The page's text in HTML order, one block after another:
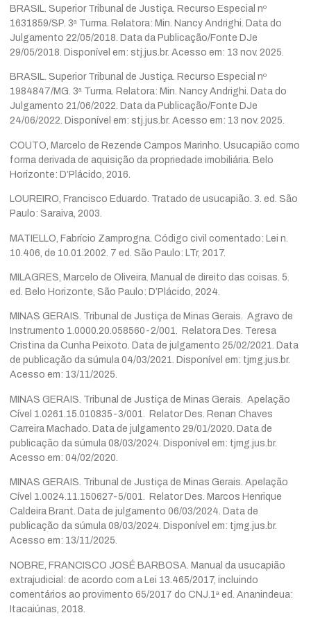
BRASIL. Superior Tribunal de Justiça. Recurso Especial nº
1631859/SP. 3ª Turma. Relatora: Min. Nancy Andrighi. Data do
Julgamento 22/05/2018. Data da Publicação/Fonte DJe
29/05/2018. Disponível em: stj.jus.br. Acesso em: 13 nov. 2025.
BRASIL. Superior Tribunal de Justiça. Recurso Especial nº
1984847/MG. 3ª Turma. Relatora: Min. Nancy Andrighi. Data do
Julgamento 21/06/2022. Data da Publicação/Fonte DJe
24/06/2022. Disponível em: stj.jus.br. Acesso em: 13 nov. 2025.
COUTO, Marcelo de Rezende Campos Marinho. Usucapião como
forma derivada de aquisição da propriedade imobiliária. Belo
Horizonte: D’Plácido, 2016.
LOUREIRO, Francisco Eduardo. Tratado de usucapião. 3. ed. São
Paulo: Saraiva, 2003.
MATIELLO, Fabrício Zamprogna. Código civil comentado: Lei n.
10.406, de 10.01.2002. 7 ed. São Paulo: LTr, 2017.
MILAGRES, Marcelo de Oliveira. Manual de direito das coisas. 5.
ed. Belo Horizonte, São Paulo: D’Plácido, 2024.
MINAS GERAIS. Tribunal de Justiça de Minas Gerais. Agravo de
Instrumento 1.0000.20.058560-2/001. Relatora Des. Teresa
Cristina da Cunha Peixoto. Data de julgamento 25/02/2021. Data
de publicação da súmula 04/03/2021. Disponível em: tjmg.jus.br.
Acesso em: 13/11/2025.
MINAS GERAIS. Tribunal de Justiça de Minas Gerais. Apelação
Cível 1.0261.15.010835-3/001. Relator Des. Renan Chaves
Carreira Machado. Data de julgamento 29/01/2020. Data de
publicação da súmula 08/03/2024. Disponível em: tjmg.jus.br.
Acesso em: 04/02/2020.
MINAS GERAIS. Tribunal de Justiça de Minas Gerais. Apelação
Cível 1.0024.11.150627-5/001. Relator Des. Marcos Henrique
Caldeira Brant. Data de julgamento 06/03/2024. Data de
publicação da súmula 08/03/2024. Disponível em: tjmg.jus.br.
Acesso em: 13/11/2025.
NOBRE, FRANCISCO JOSÉ BARBOSA. Manual da usucapião
extrajudicial: de acordo com a Lei 13.465/2017, incluindo
comentários ao provimento 65/2017 do CNJ.1ª ed. Ananindeua:
Itacaiúnas, 2018.